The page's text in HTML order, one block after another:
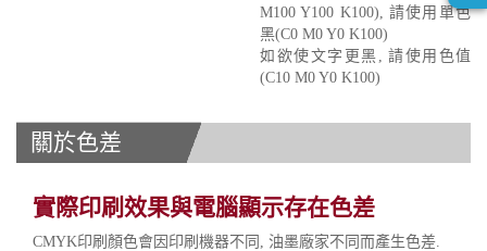
M100 Y100 K100), 請使用單色
黑(C0 M0 Y0 K100)
如欲使文字更黑, 請使用色值
(C10 M0 Y0 K100)
關於色差
實際印刷效果與電腦顯示存在色差
CMYK印刷顏色會因印刷機器不同, 油墨廠家不同而產生色差.